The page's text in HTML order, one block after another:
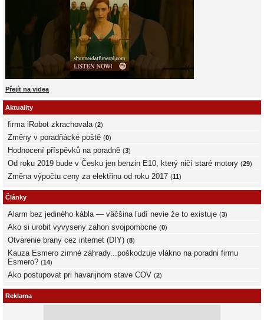
Přejít na videa
Aktuality
firma iRobot zkrachovala (2)
Změny v poradňácké poště (0)
Hodnocení příspěvků na poradně (3)
Od roku 2019 bude v Česku jen benzin E10, který ničí staré motory (29)
Změna výpočtu ceny za elektřinu od roku 2017 (11)
Články
Alarm bez jediného kábla — väčšina ľudí nevie že to existuje (3)
Ako si urobit vyvyseny zahon svojpomocne (0)
Otvarenie brany cez internet (DIY) (8)
Kauza Esmero zimné záhrady...poškodzuje vlákno na poradni firmu
Esmero? (14)
Ako postupovat pri havarijnom stave COV (2)
Reklama